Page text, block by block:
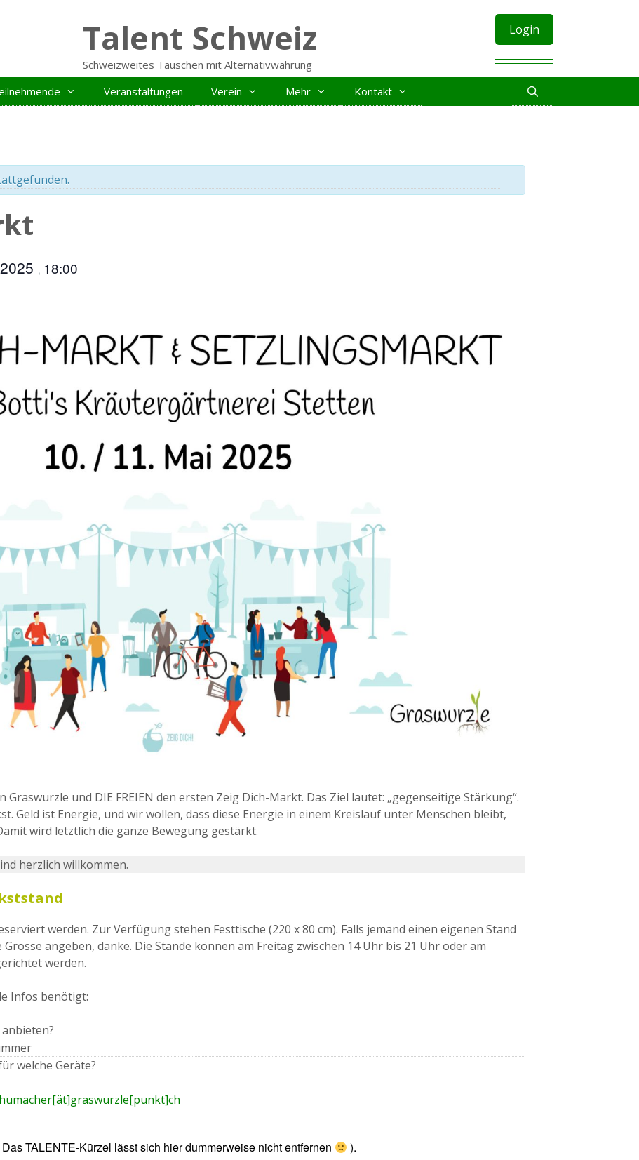
Login
Talent Schweiz
Schweizweites Tauschen mit Alternativwährung
Veranstaltungen Verein Mehr Kontakt
, 18:00
Graswurzle und DIE FREIEN den ersten Zeig Dich-Markt. Das Ziel lautet: „gegenseitige Stärkung“.
Geld ist Energie, und wir wollen, dass diese Energie in einem Kreislauf unter Menschen bleibt,
wird letztlich die ganze Bewegung gestärkt.
herzlich willkommen.
werden. Zur Verfügung stehen Festtische (220 x 80 cm). Falls jemand einen eigenen Stand
angeben, danke. Die Stände können am Freitag zwischen 14 Uhr bis 21 Uhr oder am
werden.
Infos benötigt:
welche Geräte?
TALENTE-Kürzel lässt sich hier dummerweise nicht entfernen ).